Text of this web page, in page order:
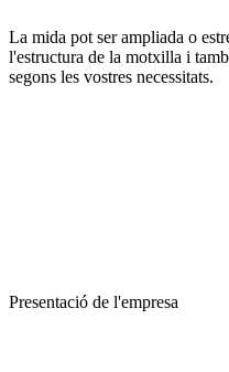
La mida pot ser ampliada o
l'estructura de la motxilla i
segons les vostres necessitats.
Presentació de l'empresa